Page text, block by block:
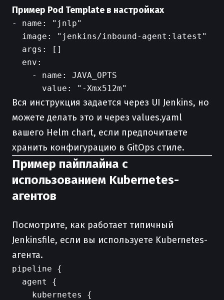
Пример Pod Template в настройках
- name: "jnlp"
  image: "jenkins/inbound-agent:latest"
  args: []
  env:
    - name: JAVA_OPTS
Вся инструкция задается через UI Jenkins, но
можете делать это и через values.yaml
вашего Helm chart, если предпочитаете
хранить конфигурацию в GitOps стиле.
Пример пайплайна с
использованием Kubernetes-
агентов
Посмотрите, как работает типичный
Jenkinsfile, если вы используете Kubernetes-
агента.
pipeline {
  agent {
    kubernetes {